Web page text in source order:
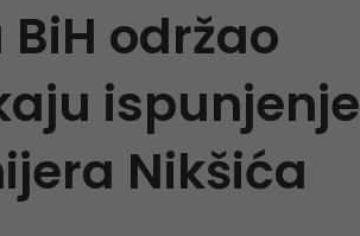
održao
ispunjenje
Nikšića